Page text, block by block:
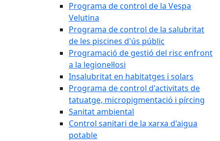
Programa de control de la Vespa
Velutina
Programa de control de la salubritat
de les piscines d'ús públic
Programació de gestió del risc enfront
a la legionel·losi
Insalubritat en habitatges i solars
Programa de control d'activitats de
tatuatge, micropigmentació i pírcing
Sanitat ambiental
Control sanitari de la xarxa d'aigua
potable